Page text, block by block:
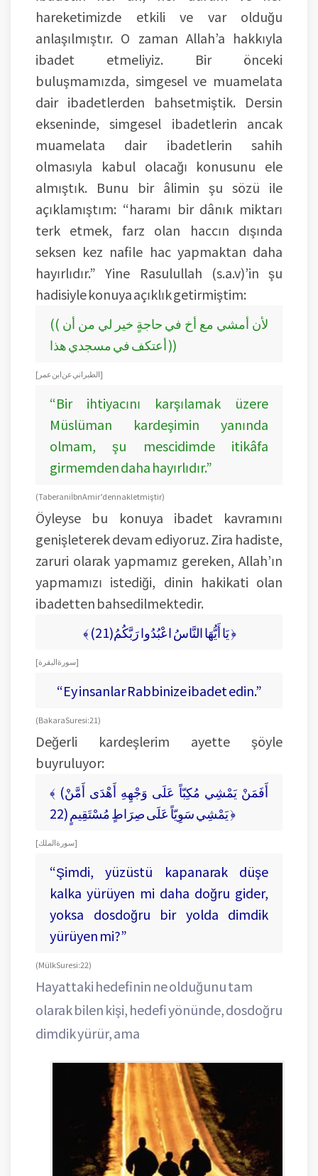
hareketimizde etkili ve var olduğu
anlaşılmıştır. O zaman Allah’a hakkıyla
ibadet etmeliyiz. Bir önceki
buluşmamızda, simgesel ve muamelata
dair ibadetlerden bahsetmiştik. Dersin
ekseninde, simgesel ibadetlerin ancak
muamelata dair ibadetlerin sahih
olmasıyla kabul olacağı konusunu ele
almıştık. Bunu bir âlimin şu sözü ile
açıklamıştım: “haramı bir dânık miktarı
terk etmek, farz olan haccın dışında
seksen kez nafile hac yapmaktan daha
hayırlıdır.” Yine Rasulullah (s.a.v)’in şu
hadisiyle konuya açıklık getirmiştim:
(( لأن أمشي مع أخ في حاجةٍ خير لي من أن
أعتكف في مسجدي هذا ))
[ الطبراني عن ابن عمر ]
“Bir ihtiyacını karşılamak üzere
Müslüman kardeşimin yanında
olmam, şu mescidimde itikâfa
girmemden daha hayırlıdır.”
(Taberani İbn Amir’den nakletmiştir)
Öyleyse bu konuya ibadet kavramını
genişleterek devam ediyoruz. Zira hadiste,
zaruri olarak yapmamız gereken, Allah’ın
yapmamızı istediği, dinin hakikati olan
ibadetten bahsedilmektedir.
﴾ (يَا أَيُّهَا النَّاسُ اعْبُدُوا رَبَّكُمُ(21 ﴿
[ سورة البقرة ]
“Ey insanlar Rabbinize ibadet edin.”
(Bakara Suresi: 21)
Değerli kardeşlerim ayette şöyle
buyruluyor:
﴾ (أَفَمَنْ يَمْشِي مُكِبّاً عَلَى وَجْهِهِ أَهْدَى أَمَّنْ
يَمْشِي سَوِيّاً عَلَى صِرَاطٍ مُسْتَقِيمٍ (22 ﴿
[ سورة الملك ]
“Şimdi, yüzüstü kapanarak düşe
kalka yürüyen mi daha doğru gider,
yoksa dosdoğru bir yolda dimdik
yürüyen mi?”
(Mülk Suresi: 22)
Hayattaki hedefinin ne olduğunu tam
olarak bilen kişi, hedefi yönünde, dosdoğru
dimdik yürür, ama